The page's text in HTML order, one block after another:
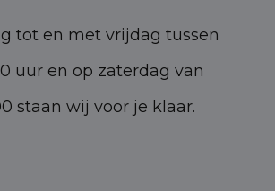
tot en met vrijdag tussen
uur en op zaterdag van
staan wij voor je klaar.